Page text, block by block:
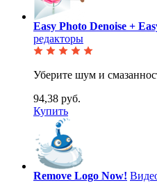
Easy Photo Denoise +
редакторы
Уберите шум и
94,38 руб.
Купить
Remove Logo Now!